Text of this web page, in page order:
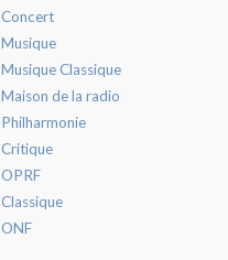
Concert
Musique
Musique Classique
Maison de la radio
Philharmonie
Critique
OPRF
Classique
ONF